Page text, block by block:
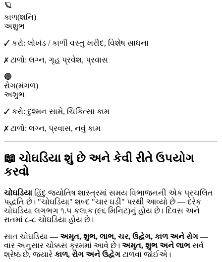
🪐
કાળ(શનિ)
અશુભ
✓ કરો: લોખંડ / કાળી વસ્તુ ખરીદ, વિશેષ સાધના
✗ ટાળો: લગ્ન, ગૃહ પ્રવેશ, પ્રવાસ
🔴
રોગ(મંગળ)
અશુભ
✓ કરો: દુશ્મન સામે, ચિકિત્સા કામ
✗ ટાળો: લગ્ન, પ્રવાસ, નવું કામ
📖 ચોઘડિયા શું છે અને કેવી રીતે ઉપયોગ
કરવો
ચોઘડિયા હિંદુ જ્યોતિષ શાસ્ત્રમાં સમય વિભાજનની એક પ્રચલિત
પદ્ધતિ છે। "ચોઘડિયા" શબ્દ "ચાર ઘડી" પરથી આવ્યો છે — દરેક
ચોઘડિયા લગભગ ૧.૫ કલાક (૯૬ મિનિટ)નું હોય છે। દિવસ અને
રાતમાં ૮-૮ ચોઘડિયા હોય છે।
સાત ચોઘડિયા — અમૃત, શુભ, લાભ, ચર, ઉદ્વેગ, કાળ અને રોગ —
વાર અનુસાર ચોક્કસ ક્રમમાં આવે છે। અમૃત, શુભ અને લાભ સર્વ
શ્રેષ્ઠ છે, જ્યારે કાળ, રોગ અને ઉદ્વેગ ટાળવા જોઈએ।